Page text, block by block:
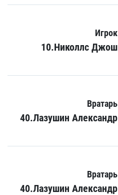
Игрок
10.Николлс Джош
Вратарь
40.Лазушин Александр
Вратарь
40.Лазушин Александр